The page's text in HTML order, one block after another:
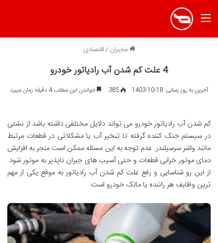
منو
مخبران /اقتصادی
4 علت کم شدن آب رادیاتور خودرو
آخرین به روز رسانی: 18-10-1403 385 خواندن این مطلب 4 دقیقه زمان میبرد
کم شدن آب رادیاتور خودرو می تواند دلایل مختلفی داشته باشد از نشتی
در سیستم خنک کننده گرفته تا تبخیر آب یا مشکلاتی در قطعات مرتبط
مانند واشر سرسیلندر. عدم توجه به این مسئله ممکن است منجر به افزایش
دمای موتور خرابی قطعات و حتی آسیب های جبران ناپذیر به موتور شود.
از این رو شناسایی و رفع علت کم شدن آب رادیاتور به موقع یکی از مهم
ترین وظایف هر راننده یا مالک خودرو است.